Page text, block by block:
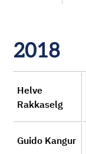
2018
Helve
Rakkaselg
Guido Kangur